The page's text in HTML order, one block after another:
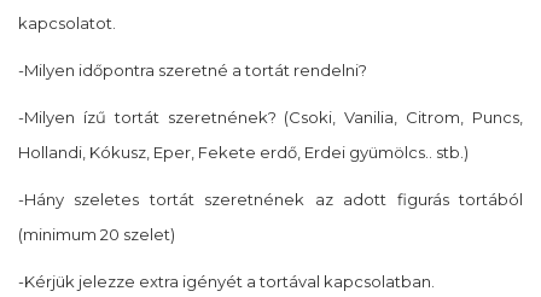
kapcsolatot.
-Milyen időpontra szeretné a tortát rendelni?
-Milyen ízű tortát szeretnének? (Csoki, Vanilia, Citrom, Puncs,
Hollandi, Kókusz, Eper, Fekete erdő, Erdei gyümölcs.. stb.)
-Hány szeletes tortát szeretnének az adott figurás tortából
(minimum 20 szelet)
-Kérjük jelezze extra igényét a tortával kapcsolatban.